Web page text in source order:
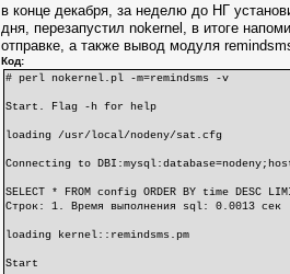
в конце декабря, за неделю до НГ
дня, перезапустил nokernel, в итоге
отправке, а также вывод модуля
Код:
# perl nokernel.pl -m=remindsms -v
Start. Flag -h for help
loading /usr/local/nodeny/sat.cfg
Connecting to
SELECT * FROM config ORDER BY time DESC
Строк: 1. Время выполнения sql: 0.0013 сек
loading kernel::remindsms.pm
Start